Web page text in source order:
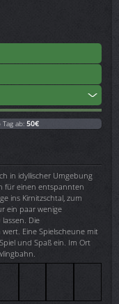
ab: 50€
in idyllischer Umgebung
für einen entspannten
ins Kirnitzschtal, zum
ein paar wenige
Die
Eine Spielscheune mit
und Spaß ein. Im Ort